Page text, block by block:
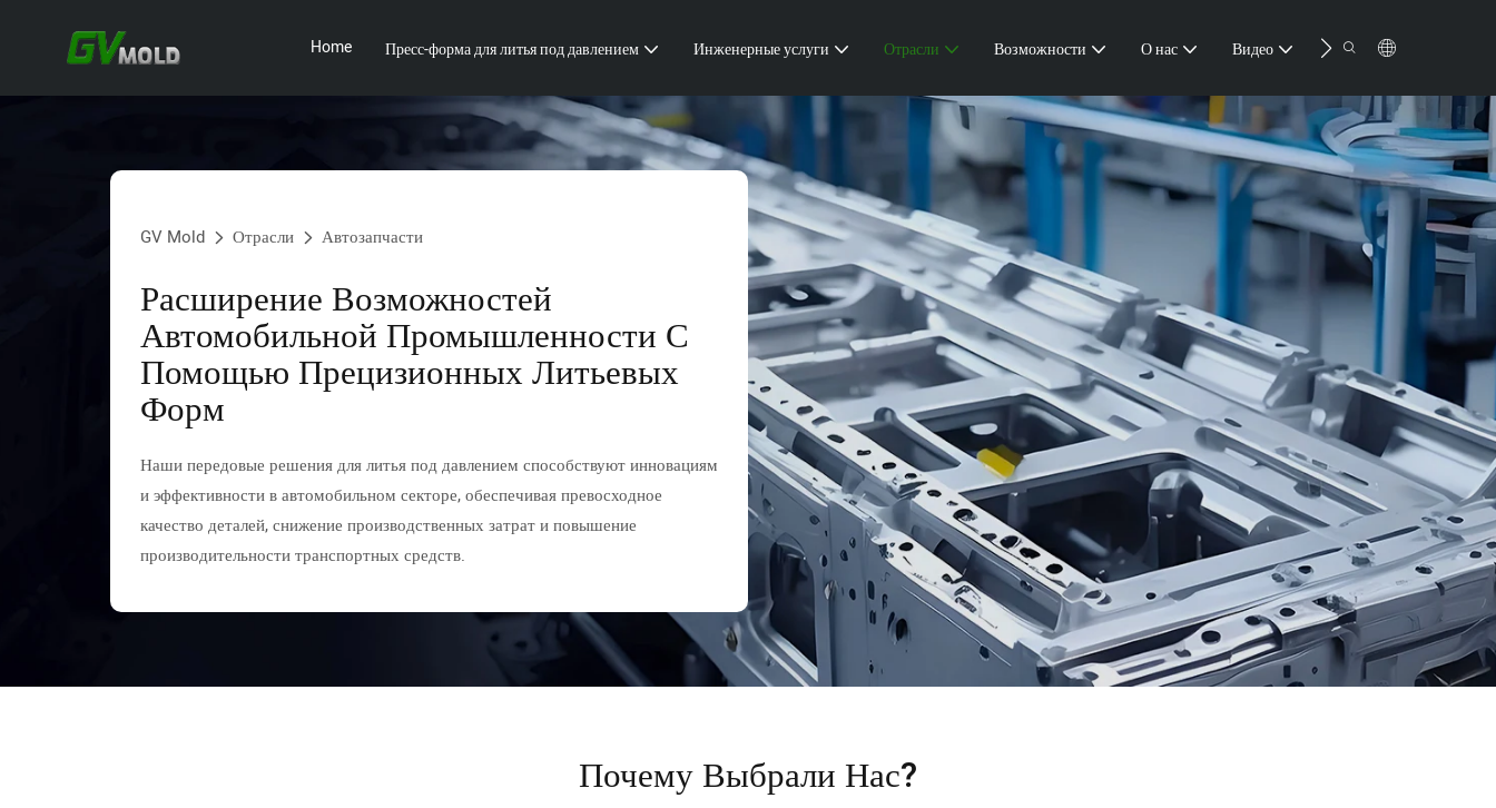
Home Пресс-форма для литья под давлением Инженерные услуги Отрасли Возможности О нас Видео Ресурс
GV Mold Отрасли Автозапчасти
Расширение Возможностей
Автомобильной Промышленности С
Помощью Прецизионных Литьевых
Форм
Наши передовые решения для литья под давлением способствуют инновациям
и эффективности в автомобильном секторе, обеспечивая превосходное
качество деталей, снижение производственных затрат и повышение
производительности транспортных средств.
Почему Выбрали Нас?